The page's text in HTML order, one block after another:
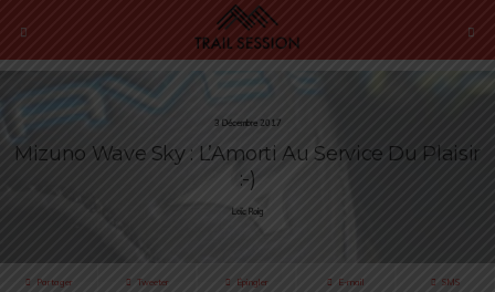
3 Décembre 2017
Mizuno Wave Sky : L’Amorti Au Service Du Plaisir
:-)
Loïc Roig
Partager Tweeter Épingler E-mail SMS